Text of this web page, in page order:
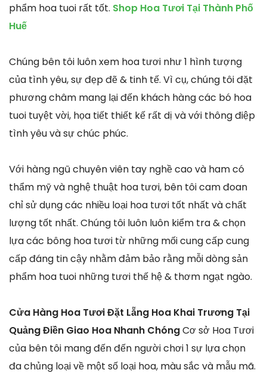
phẩm hoa tuoi rất tốt. Shop Hoa Tươi Tại Thành Phố
Huế
Chúng bên tôi luôn xem hoa tươi như 1 hình tượng
của tình yêu, sự đẹp đẽ & tinh tế. Vì cụ, chúng tôi đặt
phương châm mang lại đến khách hàng các bó hoa
tuoi tuyệt vời, họa tiết thiết kế rất dị và với thông điệp
tình yêu và sự chúc phúc.
Với hàng ngũ chuyên viên tay nghề cao và ham có
thẩm mỹ và nghệ thuật hoa tươi, bên tôi cam đoan
chỉ sử dụng các nhiều loại hoa tươi tốt nhất và chất
lượng tốt nhất. Chúng tôi luôn luôn kiểm tra & chọn
lựa các bông hoa tươi từ những mối cung cấp cung
cấp đáng tin cậy nhằm đảm bảo rằng mỗi dòng sản
phẩm hoa tuoi những tươi thế hệ & thơm ngạt ngào.
Cửa Hàng Hoa Tươi Đặt Lẵng Hoa Khai Trương Tại
Quảng Điền Giao Hoa Nhanh ChóngCơ sở Hoa Tươi
của bên tôi mang đến đến người chơi 1 sự lựa chọn
đa chủng loại về một số loại hoa, màu sắc và mẫu mã.